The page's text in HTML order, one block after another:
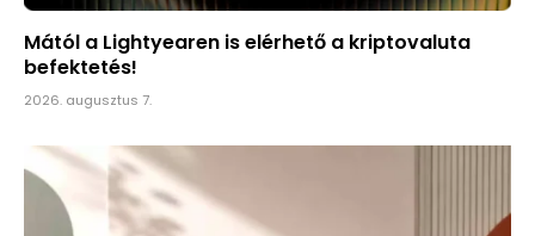
Mától a Lightyearen is elérhető a kriptovaluta
befektetés!
2026. augusztus 7.